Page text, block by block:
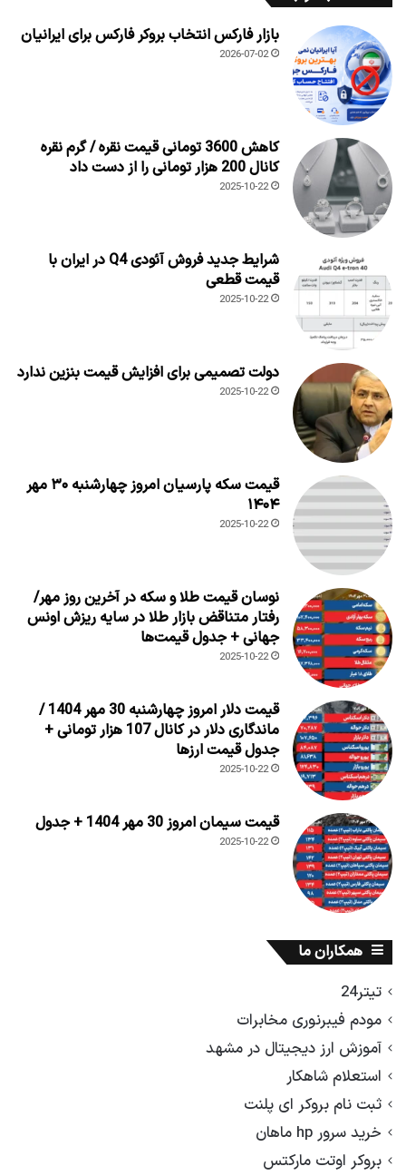
بازار فارکس انتخاب بروکر فارکس برای ایرانیان
2026-07-02
کاهش 3600 تومانی قیمت نقره / گرم نقره
کانال 200 هزار تومانی را از دست داد
2025-10-22
شرایط جدید فروش آئودی Q4 در ایران با
قیمت قطعی
2025-10-22
دولت تصمیمی برای افزایش قیمت بنزین ندارد
2025-10-22
قیمت سکه پارسیان امروز چهارشنبه ۳۰ مهر
۱۴۰۴
2025-10-22
نوسان قیمت طلا و سکه در آخرین روز مهر/
رفتار متناقض بازار طلا در سایه ریزش اونس
جهانی + جدول قیمت‌ها
2025-10-22
قیمت دلار امروز چهارشنبه 30 مهر 1404 /
ماندگاری دلار در کانال 107 هزار تومانی +
جدول قیمت ارزها
2025-10-22
قیمت سیمان امروز 30 مهر 1404 + جدول
2025-10-22
همکاران ما
تیتر24
مودم فیبرنوری مخابرات
آموزش ارز دیجیتال در مشهد
استعلام شاهکار
ثبت نام بروکر ای پلنت
خرید سرور hp ماهان
بروکر اوتت مارکتس